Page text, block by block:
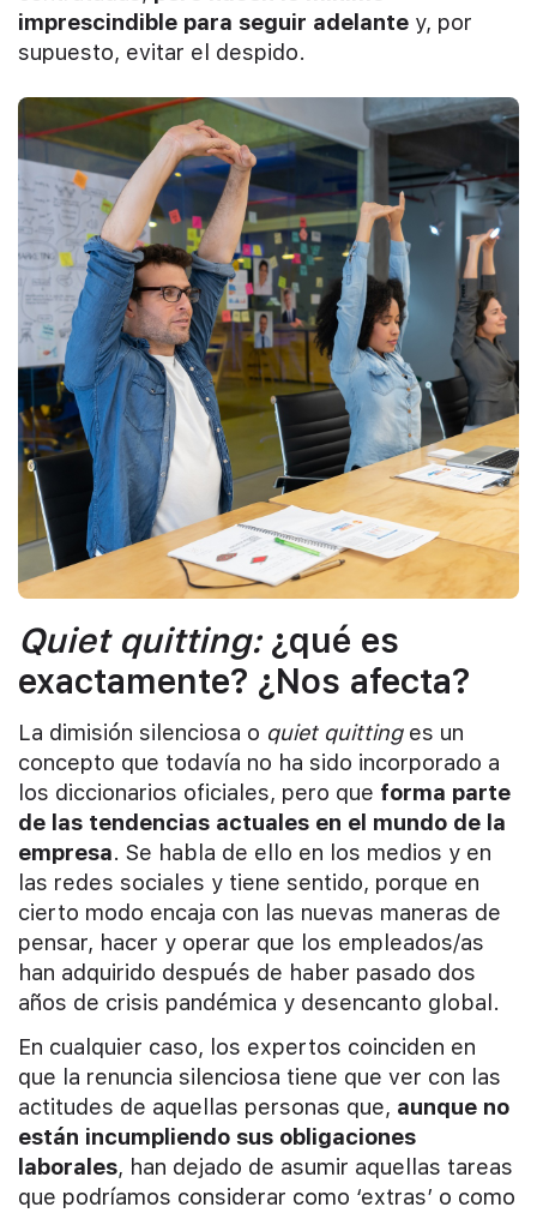
imprescindible para seguir adelante y, por
supuesto, evitar el despido.
Quiet quitting:¿qué es
exactamente? ¿Nos afecta?
La dimisión silenciosa o quiet quitting es un
concepto que todavía no ha sido incorporado a
los diccionarios oficiales, pero que forma parte
de las tendencias actuales en el mundo de la
empresa. Se habla de ello en los medios y en
las redes sociales y tiene sentido, porque en
cierto modo encaja con las nuevas maneras de
pensar, hacer y operar que los empleados/as
han adquirido después de haber pasado dos
años de crisis pandémica y desencanto global.
En cualquier caso, los expertos coinciden en
que la renuncia silenciosa tiene que ver con las
actitudes de aquellas personas que, aunque no
están incumpliendo sus obligaciones
laborales, han dejado de asumir aquellas tareas
que podríamos considerar como ‘extras’ o como